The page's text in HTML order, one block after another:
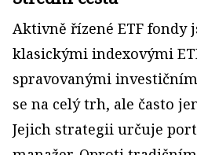
Aktivně řízené ETF fondy
klasickými indexovými
spravovanými
se na celý trh, ale často
Jejich strategii určuje